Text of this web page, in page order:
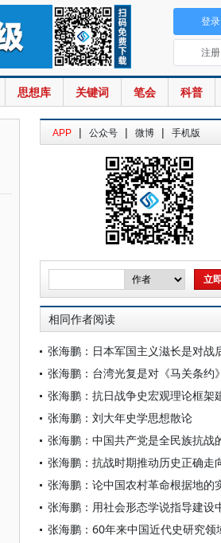
思想库 关键词 笔会 科普
登录
注册
APP | 公众号 | 微博 | 手机版
相同作者阅读
张海鹏：刘大年史学思想散论